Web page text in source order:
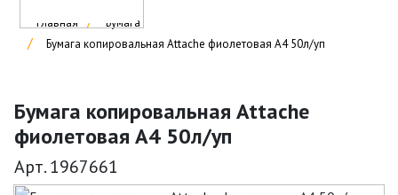
Главная
Бумага
Бумага копировальная Attache фиолетовая А4 50л/уп
Бумага копировальная Attache
фиолетовая А4 50л/уп
Арт. 1967661